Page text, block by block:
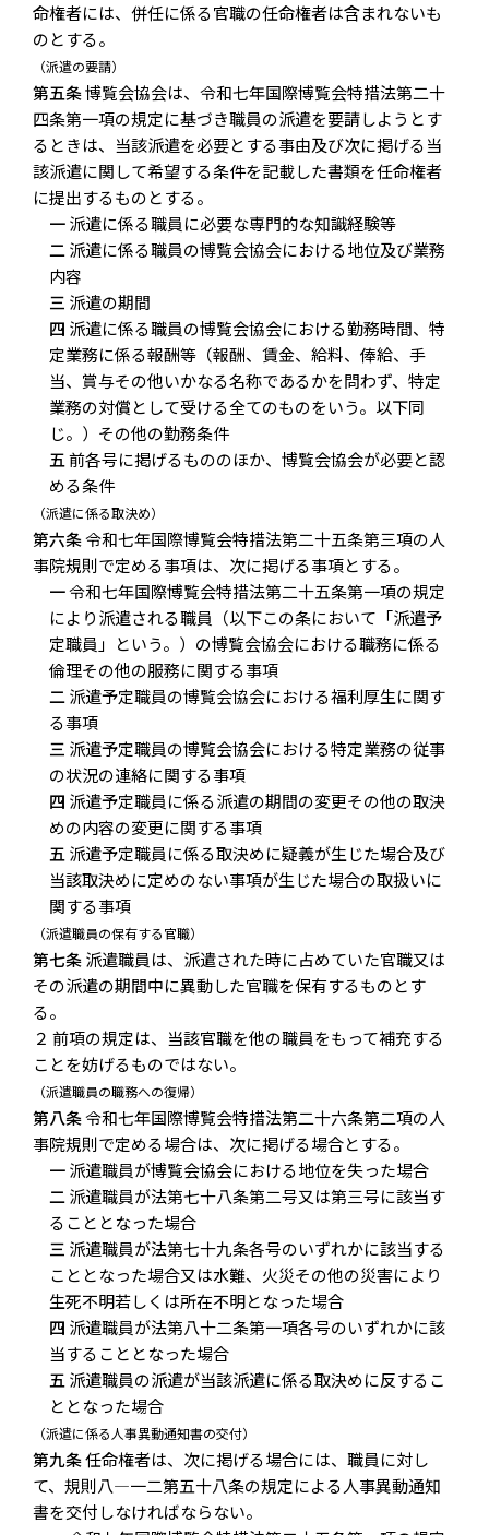
命権者には、併任に係る官職の任命権者は含まれないも
のとする。
（派遣の要請）
第五条博覧会協会は、令和七年国際博覧会特措法第二十
四条第一項の規定に基づき職員の派遣を要請しようとす
るときは、当該派遣を必要とする事由及び次に掲げる当
該派遣に関して希望する条件を記載した書類を任命権者
に提出するものとする。
一派遣に係る職員に必要な専門的な知識経験等
二派遣に係る職員の博覧会協会における地位及び業務
内容
三 派遣の期間
四 派遣に係る職員の博覧会協会における勤務時間、特
定業務に係る報酬等（報酬、賃金、給料、俸給、手
当、賞与その他いかなる名称であるかを問わず、特定
業務の対償として受ける全てのものをいう。以下同
じ。）その他の勤務条件
五前各号に掲げるもののほか、博覧会協会が必要と認
める条件
（派遣に係る取決め）
第六条令和七年国際博覧会特措法第二十五条第三項の人
事院規則で定める事項は、次に掲げる事項とする。
一令和七年国際博覧会特措法第二十五条第一項の規定
により派遣される職員（以下この条において「派遣予
定職員」という。）の博覧会協会における職務に係る
倫理その他の服務に関する事項
二派遣予定職員の博覧会協会における福利厚生に関す
る事項
三 派遣予定職員の博覧会協会における特定業務の従事
の状況の連絡に関する事項
四 派遣予定職員に係る派遣の期間の変更その他の取決
めの内容の変更に関する事項
五 派遣予定職員に係る取決めに疑義が生じた場合及び
当該取決めに定めのない事項が生じた場合の取扱いに
関する事項
（派遣職員の保有する官職）
第七条派遣職員は、派遣された時に占めていた官職又は
その派遣の期間中に異動した官職を保有するものとす
る。
２ 前項の規定は、当該官職を他の職員をもって補充する
ことを妨げるものではない。
（派遣職員の職務への復帰）
第八条令和七年国際博覧会特措法第二十六条第二項の人
事院規則で定める場合は、次に掲げる場合とする。
一派遣職員が博覧会協会における地位を失った場合
二派遣職員が法第七十八条第二号又は第三号に該当す
ることとなった場合
三 派遣職員が法第七十九条各号のいずれかに該当する
こととなった場合又は水難、火災その他の災害により
生死不明若しくは所在不明となった場合
四 派遣職員が法第八十二条第一項各号のいずれかに該
当することとなった場合
五 派遣職員の派遣が当該派遣に係る取決めに反するこ
ととなった場合
（派遣に係る人事異動通知書の交付）
第九条任命権者は、次に掲げる場合には、職員に対し
て、規則八―一二第五十八条の規定による人事異動通知
書を交付しなければならない。